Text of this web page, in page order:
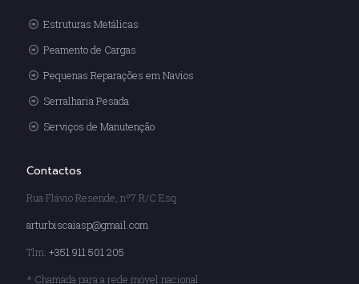
Estruturas Metálicas
Peamento de Cargas
Pequenas Reparações em Navios
Serralharia Pesada
Serviços de Manutenção
Contactos
Rua Flávio Resende, nº7 R/C Esq
arturbiscaiasp@gmail.com
Tlm: +351 911 501 205
* Chamada para a rede móvel nacional